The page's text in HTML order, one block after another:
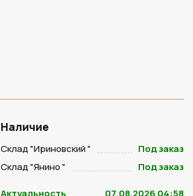
Наличие
Склад "Ириновский "
Под заказ
Склад "Янино "
Под заказ
Актуальность 07.08.2026 04:58